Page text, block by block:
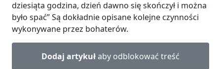
dziesiąta godzina, dzień dawno się skończył i można
było spać” Są dokładnie opisane kolejne czynności
wykonywane przez bohaterów.
Dodaj artykułaby odblokować treść